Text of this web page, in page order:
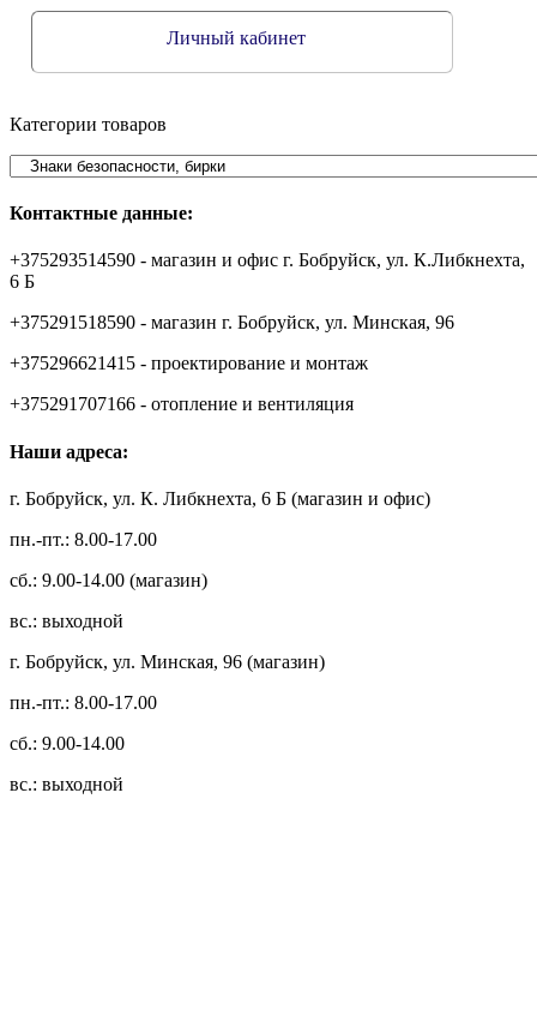
Личный кабинет
Категории товаров
Контактные данные:
+375293514590 - магазин и офис г. Бобруйск, ул. К.Либкнехта,
6 Б
+375291518590 - магазин г. Бобруйск, ул. Минская, 96
+375296621415 - проектирование и монтаж
+375291707166 - отопление и вентиляция
Наши адреса:
г. Бобруйск, ул. К. Либкнехта, 6 Б (магазин и офис)
пн.-пт.: 8.00-17.00
сб.: 9.00-14.00 (магазин)
вс.: выходной
г. Бобруйск, ул. Минская, 96 (магазин)
пн.-пт.: 8.00-17.00
сб.: 9.00-14.00
вс.: выходной